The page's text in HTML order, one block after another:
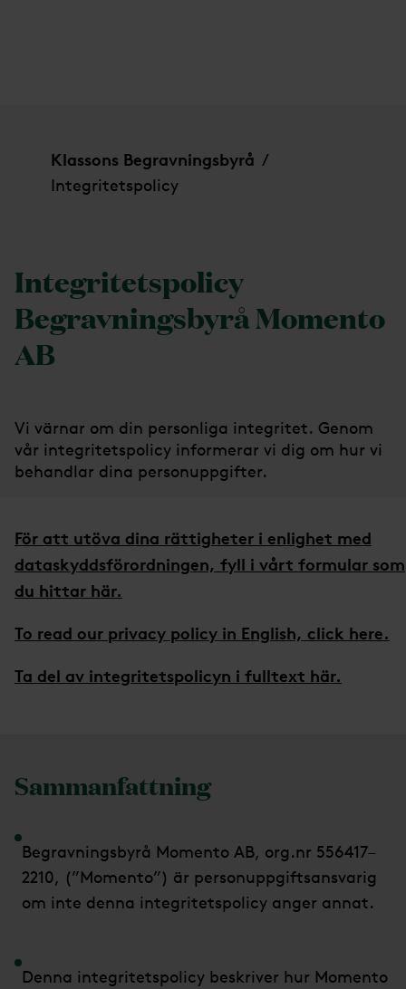
Klassons Begravningsbyrå /
Integritetspolicy
Integritetspolicy
Begravningsbyrå Momento
AB
Vi värnar om din personliga integritet. Genom
vår integritetspolicy informerar vi dig om hur vi
behandlar dina personuppgifter.
För att utöva dina rättigheter i enlighet med
dataskyddsförordningen, fyll i vårt formular som
du hittar här.
To read our privacy policy in English, click here.
Ta del av integritetspolicyn i fulltext här.
Sammanfattning
Begravningsbyrå Momento AB, org.nr 556417–
2210, (”Momento”) är personuppgiftsansvarig
om inte denna integritetspolicy anger annat.
Denna integritetspolicy beskriver hur Momento